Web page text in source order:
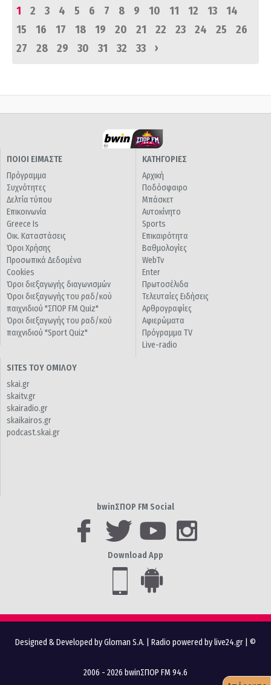
1
2 3 4 5 6 7 8 9 10 11 12 13
14
15
16 17 18 19 20 21 22 23 24 25
26
27
28 29 30 31 32 33 ›
ΠΟΙΟΙ ΕΙΜΑΣΤΕ
Πρόγραμμα
Συχνότητες
Δελτία τύπου
Επικοινωνία
Greece Is
Οικ. Καταστάσεις
Όροι Χρήσης
Προσωπικά Δεδομένα
Cookies
Όροι διεξαγωγής διαγωνισμών
Όροι διεξαγωγής του ραδ/κού
παιχνιδιού "ΣΠΟΡ FM Quiz"
Όροι διεξαγωγής του ραδ/κού
παιχνιδιού "Sport Quiz"
ΚΑΤΗΓΟΡΙΕΣ
Αρχική
Ποδόσφαιρο
Μπάσκετ
Αυτοκίνητο
Sports
Επικαιρότητα
Βαθμολογίες
WebTv
Enter
Πρωτοσέλιδα
Τελευταίες Ειδήσεις
Αρθρογραφίες
Αφιερώματα
Πρόγραμμα TV
Live-radio
SITES ΤΟΥ ΟΜΙΛΟΥ
skai.gr
skaitv.gr
skairadio.gr
skaikairos.gr
podcast.skai.gr
bwinΣΠΟΡ FM Social
Download App
Designed & Developed by Gloman S.A. Radio powered by live24.gr | ©
2006 - 2026 bwinΣΠΟΡ FM 94.6